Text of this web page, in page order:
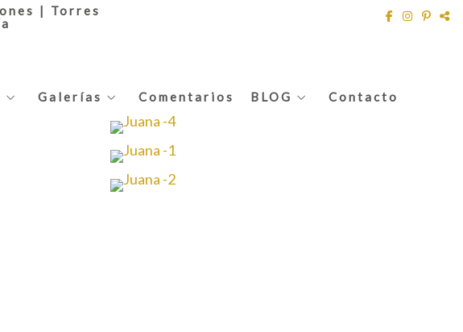
Galerías Comentarios BLOG Contacto